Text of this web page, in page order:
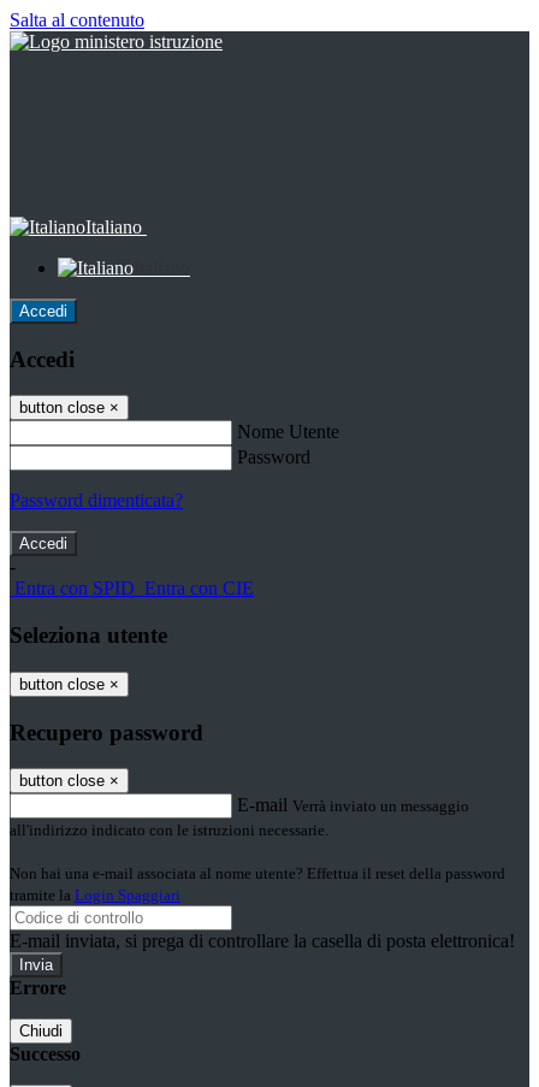
Salta al contenuto
Italiano
Accedi
Accedi
button close ×
Nome Utente
Password
Password dimenticata?
-
Entra con SPID Entra con CIE
Seleziona utente
button close ×
Recupero password
button close ×
E-mail Verrà inviato un messaggio
all'indirizzo indicato con le istruzioni necessarie.
Non hai una e-mail associata al nome utente? Effettua il reset della password
tramite la Login Spaggiari
E-mail inviata, si prega di controllare la casella di posta elettronica!
Errore
Chiudi
Successo